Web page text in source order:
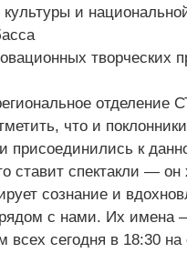
и
творческих
отделение
что и
присоединились к
ставит спектакли — он
сознание и
рядом с нами. Их имена
сегодня в 18:30 на